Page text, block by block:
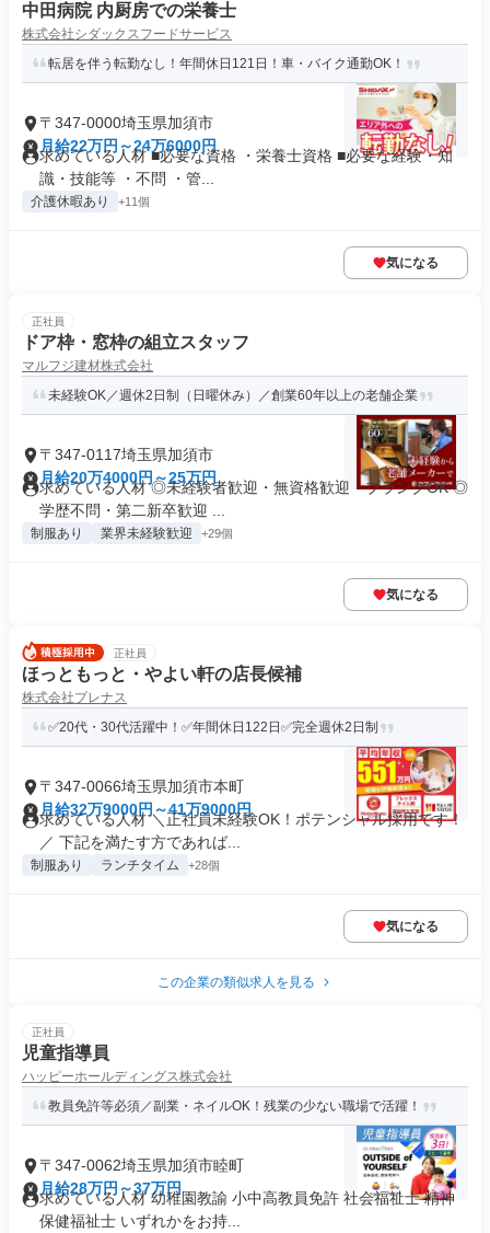
中田病院 内厨房での栄養士
株式会社シダックスフードサービス
転居を伴う転勤なし！年間休日121日！車・バイク通勤OK！
〒347-0000埼玉県加須市
月給22万円～24万6000円
求めている人材 ■必要な資格 ・栄養士資格 ■必要な経験・知
識・技能等 ・不問 ・管...
介護休暇あり +11個
気になる
正社員
ドア枠・窓枠の組立スタッフ
マルフジ建材株式会社
未経験OK／週休2日制（日曜休み）／創業60年以上の老舗企業
〒347-0117埼玉県加須市
月給20万4000円～25万円
求めている人材 ◎未経験者歓迎・無資格歓迎・ブランクOK ◎
学歴不問・第二新卒歓迎 ...
制服あり 業界未経験歓迎 +29個
気になる
正社員
ほっともっと・やよい軒の店長候補
株式会社プレナス
✅20代・30代活躍中！✅年間休日122日✅完全週休2日制
〒347-0066埼玉県加須市本町
月給32万9000円～41万9000円
求めている人材 ＼正社員未経験OK！ポテンシャル採用です！
／ 下記を満たす方であれば...
制服あり ランチタイム +28個
気になる
この企業の類似求人を見る
正社員
児童指導員
ハッピーホールディングス株式会社
教員免許等必須／副業・ネイルOK！残業の少ない職場で活躍！
〒347-0062埼玉県加須市睦町
月給28万円～37万円
求めている人材 幼稚園教諭 小中高教員免許 社会福祉士 精神
保健福祉士 いずれかをお持...